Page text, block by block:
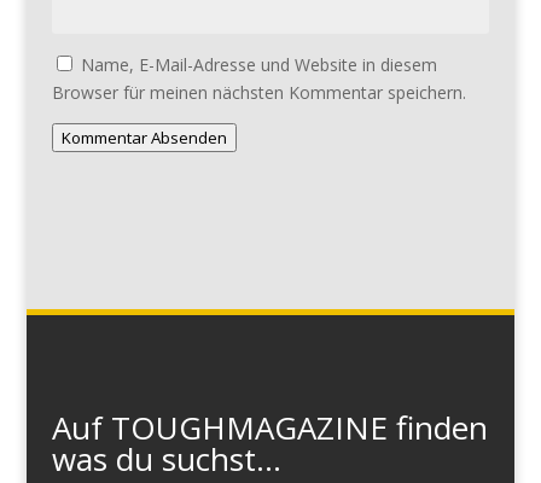
Name, E-Mail-Adresse und Website in diesem
Browser für meinen nächsten Kommentar speichern.
Kommentar Absenden
Auf TOUGHMAGAZINE finden
was du suchst...